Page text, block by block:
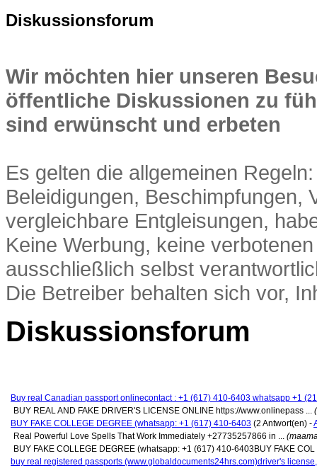
Diskussionsforum
Wir möchten hier unseren
öffentliche Diskussionen zu
sind erwünscht und erbeten
Es gelten die allgemeinen Regeln:
Beleidigungen, Beschimpfungen,
vergleichbare Entgleisungen,
Keine Werbung, keine
ausschließlich selbst
Die Betreiber behalten sich vor,
Diskussionsforum
Buy real Canadian passport onlinecontact : +1 (617) 410-6403 whatsapp +1
BUY REAL AND FAKE DRIVER'S LICENSE ONLINE https://www.onlinepass ...
BUY FAKE COLLEGE DEGREE (whatsapp: +1 (617) 410-6403 (2 Antwort(en) -
Real Powerful Love Spells That Work Immediately +27735257866 in ...
BUY FAKE COLLEGE DEGREE (whatsapp: +1 (617) 410-6403BUY FAKE
buy real registered passports (www.globaldocuments24hrs.com)driver's